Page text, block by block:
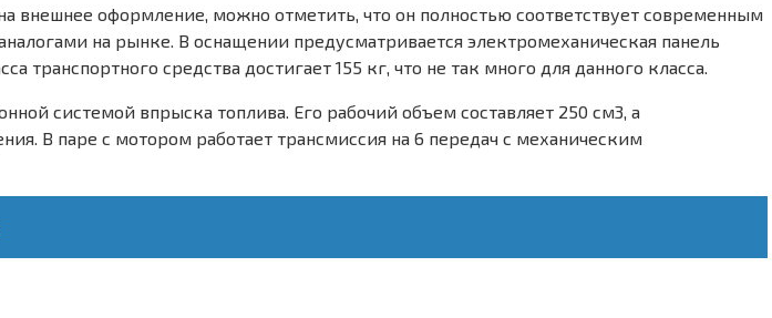
оформление, можно отметить, что он полностью соответствует современным
на рынке. В оснащении предусматривается электромеханическая панель
средства достигает 155 кг, что не так много для данного класса.
системой впрыска топлива. Его рабочий объем составляет 250 см3, а
В паре с мотором работает трансмиссия на 6 передач с механическим